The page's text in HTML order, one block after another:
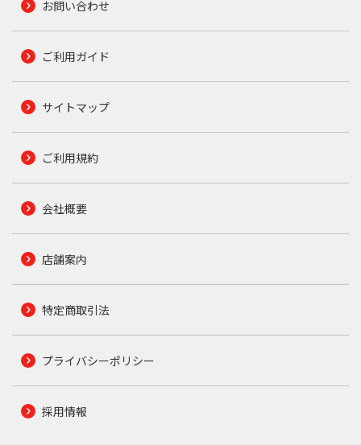
お問い合わせ
ご利用ガイド
サイトマップ
ご利用規約
会社概要
店舗案内
特定商取引法
プライバシーポリシー
採用情報